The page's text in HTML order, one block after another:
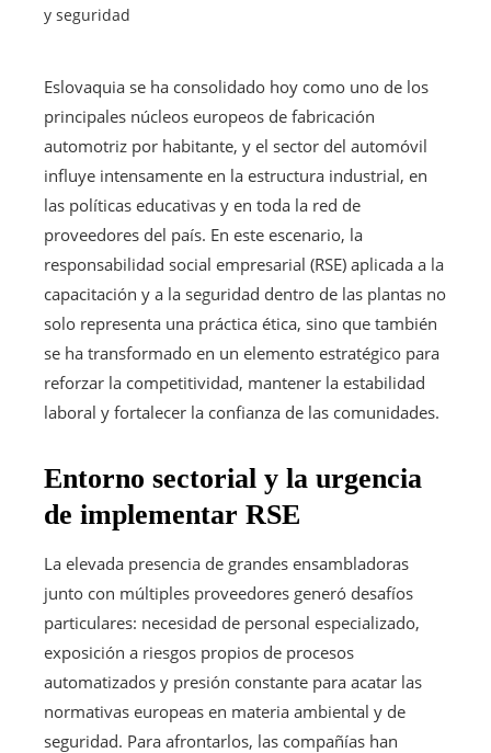
y seguridad
Eslovaquia se ha consolidado hoy como uno de los
principales núcleos europeos de fabricación
automotriz por habitante, y el sector del automóvil
influye intensamente en la estructura industrial, en
las políticas educativas y en toda la red de
proveedores del país. En este escenario, la
responsabilidad social empresarial (RSE) aplicada a la
capacitación y a la seguridad dentro de las plantas no
solo representa una práctica ética, sino que también
se ha transformado en un elemento estratégico para
reforzar la competitividad, mantener la estabilidad
laboral y fortalecer la confianza de las comunidades.
Entorno sectorial y la urgencia
de implementar RSE
La elevada presencia de grandes ensambladoras
junto con múltiples proveedores generó desafíos
particulares: necesidad de personal especializado,
exposición a riesgos propios de procesos
automatizados y presión constante para acatar las
normativas europeas en materia ambiental y de
seguridad. Para afrontarlos, las compañías han